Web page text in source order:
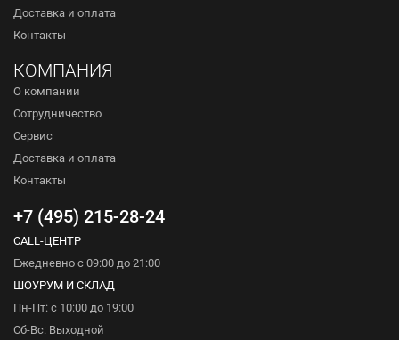
Доставка и оплата
Контакты
КОМПАНИЯ
О компании
Сотрудничество
Сервис
Доставка и оплата
Контакты
+7 (495) 215-28-24
CALL-ЦЕНТР
Ежедневно с 09:00 до 21:00
ШОУРУМ И СКЛАД
Пн-Пт: с 10:00 до 19:00
Сб-Вс: Выходной